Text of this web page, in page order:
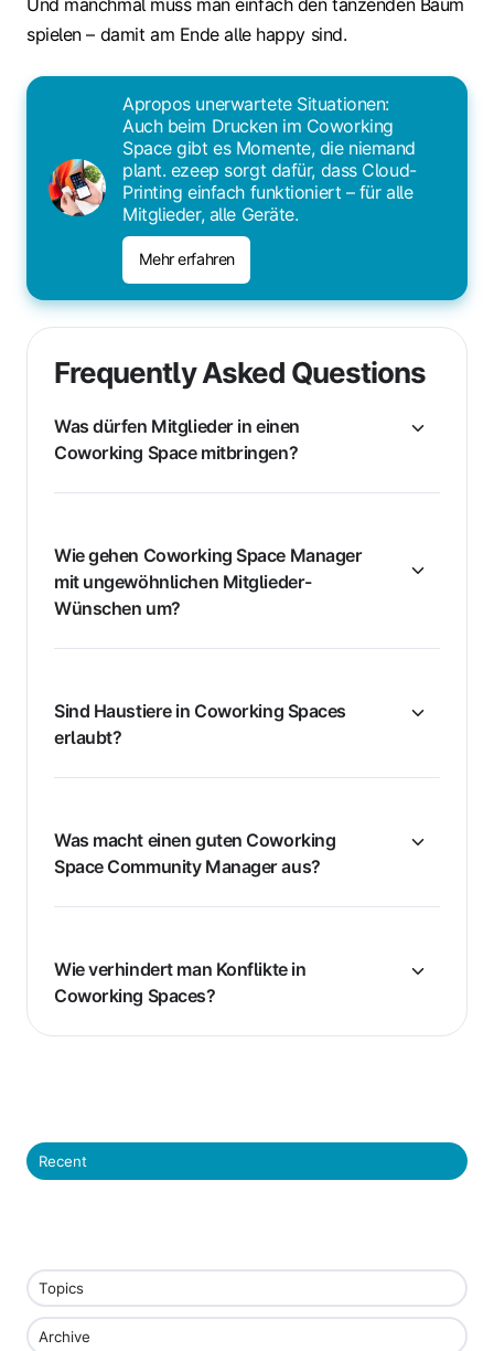
Und manchmal muss man einfach den tanzenden Baum
spielen – damit am Ende alle happy sind.
Apropos unerwartete Situationen:
Auch beim Drucken im Coworking
Space gibt es Momente, die niemand
plant. ezeep sorgt dafür, dass Cloud-
Printing einfach funktioniert – für alle
Mitglieder, alle Geräte.
Mehr erfahren
Frequently Asked Questions
Was dürfen Mitglieder in einen
Coworking Space mitbringen?
Wie gehen Coworking Space Manager
mit ungewöhnlichen Mitglieder-
Wünschen um?
Sind Haustiere in Coworking Spaces
erlaubt?
Was macht einen guten Coworking
Space Community Manager aus?
Wie verhindert man Konflikte in
Coworking Spaces?
Recent
Topics
Archive